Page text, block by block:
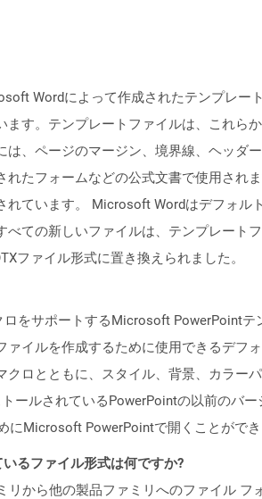
Wordによって作成されたテンプレー
す。テンプレートファイルは、これら
、ページのマージン、境界線、ヘッダ
れたフォームなどの公式文書で使用さ
れています。 Microsoft Wordはデフォ
ての新しいファイルは、テンプレート
ファイル形式に置き換えられました。
をサポートするMicrosoft PowerPoint
イルを作成するために使用できるデフ
ロとともに、スタイル、背景、カラー
ールされているPowerPointの以前のバ
Microsoft PowerPointで開くことができ
るファイル形式は何ですか?
から他の製品ファミリへのファイル フ